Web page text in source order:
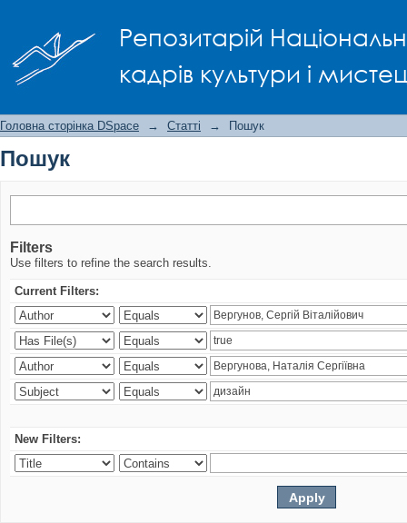
Репозитарій
кадрів культури і
Головна сторінка DSpace → Статті → Пошук
Пошук
Filters
Use filters to refine the search results.
Current Filters:
New Filters: